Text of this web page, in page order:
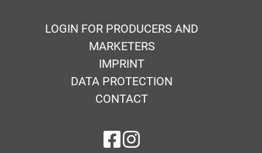
LOGIN FOR PRODUCERS AND
MARKETERS
IMPRINT
DATA PROTECTION
CONTACT
on Facebook
on Instagram